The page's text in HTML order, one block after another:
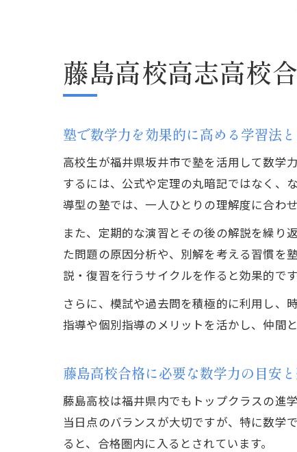
藤島高校高志高校
塾で数学力を効果的に高める学習法
高校生が福井県坂井市で塾を活用して数学
するには、公式や定理の丸暗記ではなく、
導型の塾では、一人ひとりの理解度に合わ
また、定期的な演習とその後の解説を繰り
た問題の原因分析や、別解を考える習慣を
説・復習を行うサイクルを作ると効果的です
さらに、模試や過去問を積極的に利用し、
指導や個別指導のメリットを活かし、仲間
藤島高校合格に必要な数学力の目安
藤島高校は福井県内でもトップクラスの進
当日点のバランスが大切ですが、特に数学
ると、合格圏内に入るとされています。